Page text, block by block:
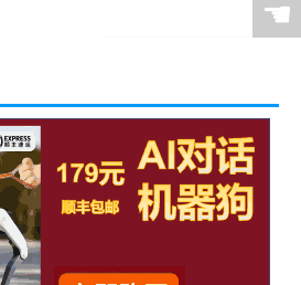
☚